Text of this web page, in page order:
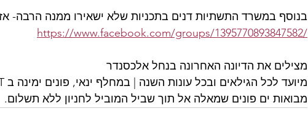
בנוסף במשרד התשתיות דנים בתכניות שלא ישאירו ממנה הרבה-
https://www.facebook.com/groups/1395770893847582/
  מצילים את הדיונה האחרונה בנחל אלכסנדר
מבואות ים פונים שמאלה אל תוך שביל המוביל לחניון ללא תשלום.